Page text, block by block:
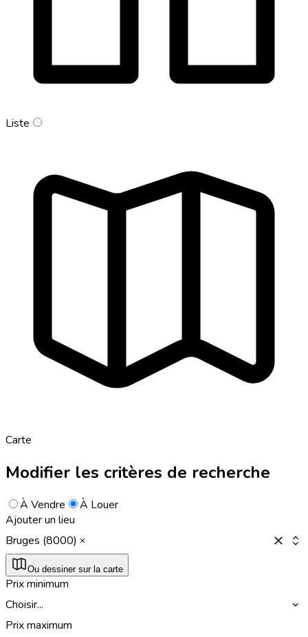
Liste
Carte
Modifier les critères de recherche
À Vendre
À Louer
Ajouter un lieu
Bruges (8000)
Ou dessiner sur la carte
Prix minimum
Choisir...
Prix maximum